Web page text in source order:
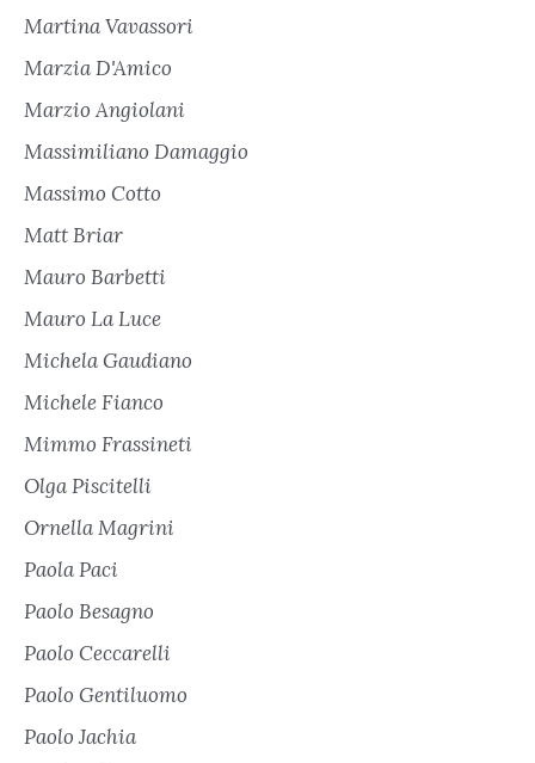
Martina Vavassori
Marzia D'Amico
Marzio Angiolani
Massimiliano Damaggio
Massimo Cotto
Matt Briar
Mauro Barbetti
Mauro La Luce
Michela Gaudiano
Michele Fianco
Mimmo Frassineti
Olga Piscitelli
Ornella Magrini
Paola Paci
Paolo Besagno
Paolo Ceccarelli
Paolo Gentiluomo
Paolo Jachia